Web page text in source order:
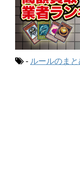
- ルールのまと